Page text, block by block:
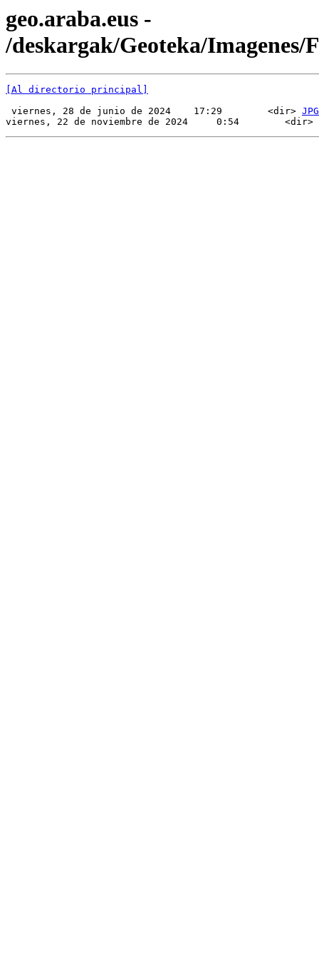
geo.araba.eus -
/deskargak/Geoteka/Imagenes/
[Al directorio principal]
viernes, 28 de junio de 2024    17:29        <dir> JPG
viernes, 22 de noviembre de 2024     0:54        <dir>